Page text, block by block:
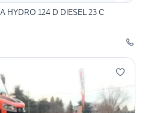
HYDRO 124 D DIESEL 23 C